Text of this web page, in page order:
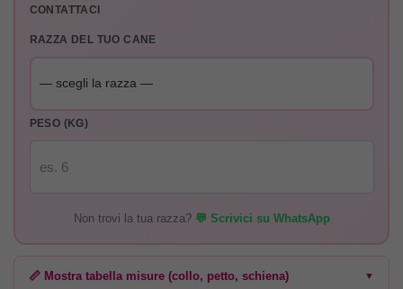
CONTATTACI
RAZZA DEL TUO CANE
PESO (KG)
Non trovi la tua razza? 💬 Scrivici su WhatsApp
📏 Mostra tabella misure (collo, petto, schiena) ▼